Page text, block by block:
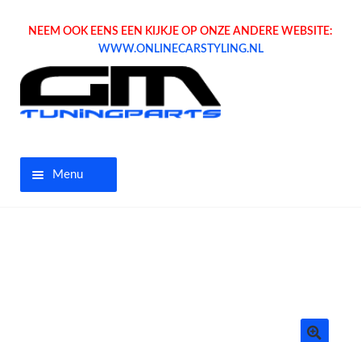
NEEM OOK EENS EEN KIJKJE OP ONZE ANDERE WEBSITE:
WWW.ONLINECARSTYLING.NL
Menu